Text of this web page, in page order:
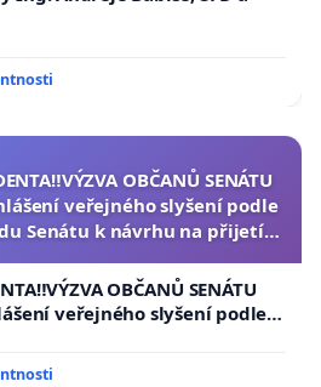
OBČANŮ SENÁTU
veřejného slyšení podle
Senátu k návrhu na přijetí
republiky
OBČANŮ SENÁTU
veřejného slyšení podle §
k návrhu na přijetí
žaloby na prezidenta